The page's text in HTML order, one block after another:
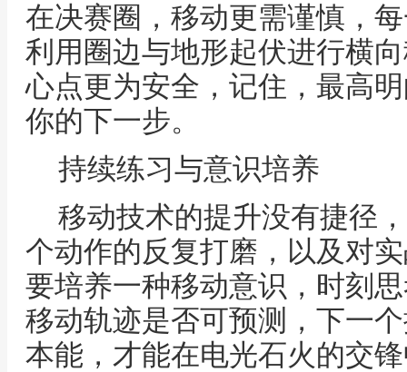
在决赛圈，移动更需谨慎，
利用圈边与地形起伏进行横
心点更为安全，记住，最高
你的下一步。
持续练习与意识培养
移动技术的提升没有捷径
个动作的反复打磨，以及对
要培养一种移动意识，时刻
移动轨迹是否可预测，下一
本能，才能在电光石火的交